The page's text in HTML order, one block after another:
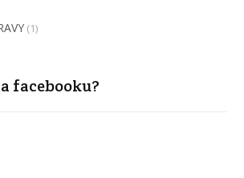
(1)
facebooku?